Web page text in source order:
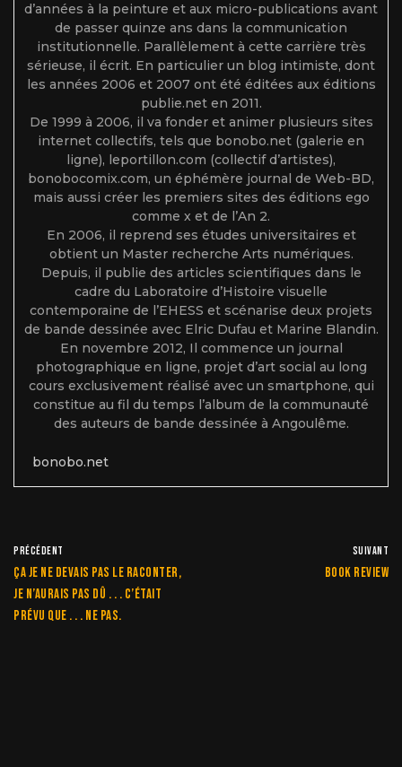
d’années à la peinture et aux micro-publications avant
de passer quinze ans dans la communication
institutionnelle. Parallèlement à cette carrière très
sérieuse, il écrit. En particulier un blog intimiste, dont
les années 2006 et 2007 ont été éditées aux éditions
publie.net en 2011.
De 1999 à 2006, il va fonder et animer plusieurs sites
internet collectifs, tels que bonobo.net (galerie en
ligne), leportillon.com (collectif d’artistes),
bonobocomix.com, un éphémère journal de Web-BD,
mais aussi créer les premiers sites des éditions ego
comme x et de l’An 2.
En 2006, il reprend ses études universitaires et
obtient un Master recherche Arts numériques.
Depuis, il publie des articles scientifiques dans le
cadre du Laboratoire d’Histoire visuelle
contemporaine de l’EHESS et scénarise deux projets
de bande dessinée avec Elric Dufau et Marine Blandin.
En novembre 2012, Il commence un journal
photographique en ligne, projet d’art social au long
cours exclusivement réalisé avec un smartphone, qui
constitue au fil du temps l’album de la communauté
des auteurs de bande dessinée à Angoulême.
bonobo.net
PRÉCÉDENT
Ça je ne devais pas le raconter,
je n’aurais pas dû . . . c’était
prévu que . . . ne pas.
SUIVANT
Book Review